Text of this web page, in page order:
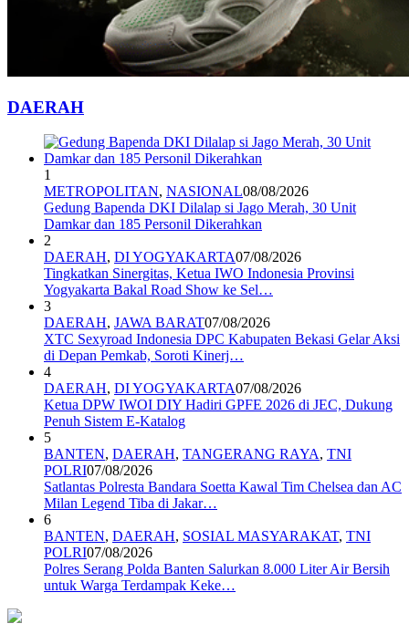
DAERAH
1
METROPOLITAN, NASIONAL08/08/2026
Gedung Bapenda DKI Dilalap si Jago Merah, 30 Unit
Damkar dan 185 Personil Dikerahkan
2
DAERAH, DI YOGYAKARTA07/08/2026
Tingkatkan Sinergitas, Ketua IWO Indonesia Provinsi
Yogyakarta Bakal Road Show ke Sel…
3
DAERAH, JAWA BARAT07/08/2026
XTC Sexyroad Indonesia DPC Kabupaten Bekasi Gelar Aksi
di Depan Pemkab, Soroti Kinerj…
4
DAERAH, DI YOGYAKARTA07/08/2026
Ketua DPW IWOI DIY Hadiri GPFE 2026 di JEC, Dukung
Penuh Sistem E-Katalog
5
BANTEN, DAERAH, TANGERANG RAYA, TNI
POLRI07/08/2026
Satlantas Polresta Bandara Soetta Kawal Tim Chelsea dan AC
Milan Legend Tiba di Jakar…
6
BANTEN, DAERAH, SOSIAL MASYARAKAT, TNI
POLRI07/08/2026
Polres Serang Polda Banten Salurkan 8.000 Liter Air Bersih
untuk Warga Terdampak Keke…